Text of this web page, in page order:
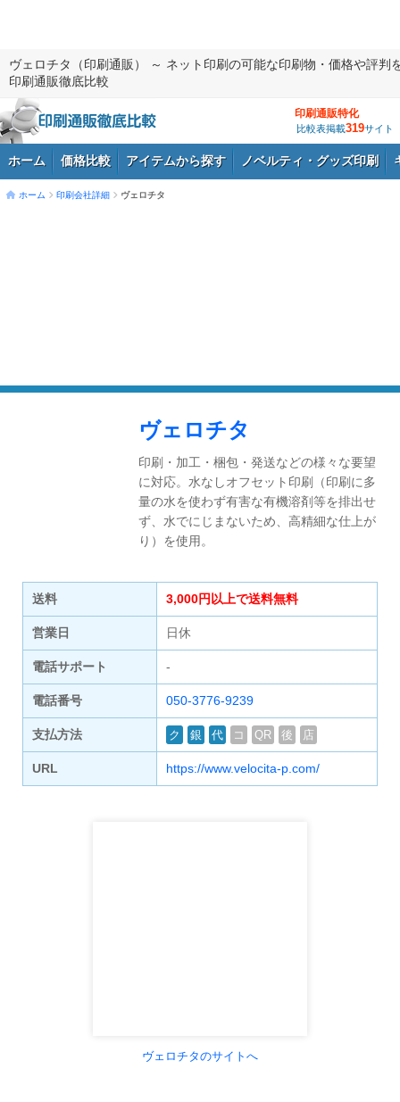
ヴェロチタ（印刷通販） ～ ネット印刷の可能な印刷物・価格や評判
印刷通販徹底比較
印刷通販特化
比較表掲載319サイト
ホーム 価格比較 アイテムから探す ノベルティ・グッズ印刷
ホーム 印刷会社詳細 ヴェロチタ
ヴェロチタ
印刷・加工・梱包・発送などの様々な要望
に対応。水なしオフセット印刷（印刷に多
量の水を使わず有害な有機溶剤等を排出せ
ず、水でにじまないため、高精細な仕上が
り）を使用。
ヴェロチタのサイトへ
送料 3,000円以上で送料無料
営業日 日休
電話サポート -
電話番号 050-3776-9239
支払方法 ク 銀 代 コ QR 後 店
URL https://www.velocita-p.com/